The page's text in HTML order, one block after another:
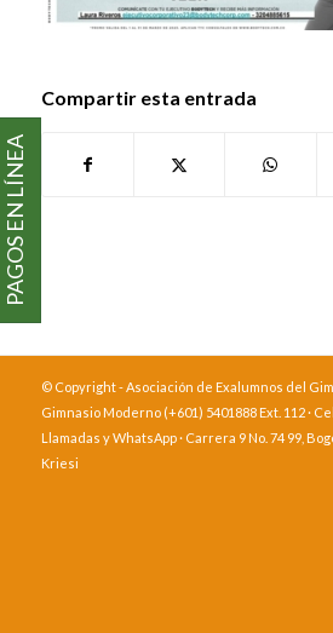
Compartir esta entrada
© Copyright - Asociación de Exalumnos del
Gimnasio Moderno (+601) 5401888 Ext. 112 ·
Llamadas y WhatsApp · Carrera 9 No. 74 99,
Kriesi
PAGOS EN LÍNEA